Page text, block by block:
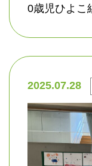
0歳児ひよこ
2025.07.28